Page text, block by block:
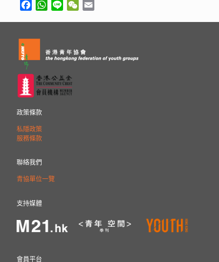
FacebookWhatsApp
Line WeChat
政策條款
私隱政策
服務條款
聯絡我們
青協單位一覽
支持媒體
會員平台